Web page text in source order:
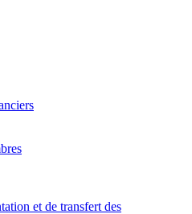
et de transfert des